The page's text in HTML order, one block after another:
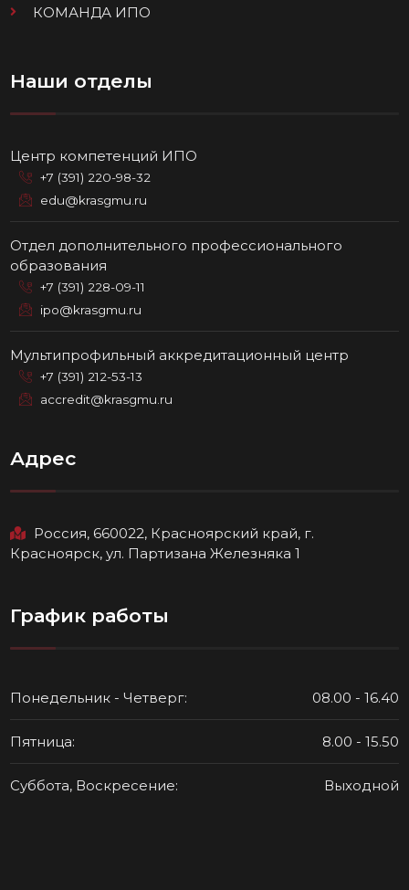
КОМАНДА ИПО
Наши отделы
Центр компетенций ИПО
+7 (391) 220-98-32
edu@krasgmu.ru
Отдел дополнительного профессионального
образования
+7 (391) 228-09-11
ipo@krasgmu.ru
Мультипрофильный аккредитационный центр
+7 (391) 212-53-13
accredit@krasgmu.ru
Адрес
Россия, 660022, Красноярский край, г.
Красноярск, ул. Партизана Железняка 1
График работы
Понедельник - Четверг: 08.00 - 16.40
Пятница: 8.00 - 15.50
Суббота, Воскресение: Выходной